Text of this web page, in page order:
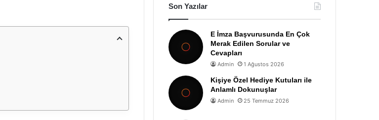
Son Yazılar
E İmza Başvurusunda En Çok
Merak Edilen Sorular ve
Cevapları
Admin 1 Ağustos 2026
Kişiye Özel Hediye Kutuları ile
Anlamlı Dokunuşlar
Admin 25 Temmuz 2026